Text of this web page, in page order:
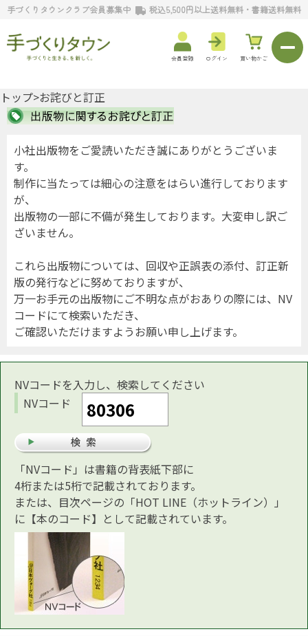
手づくりタウンクラブ会員募集中 税込5,500円以上送料無料・書籍送料無料
会員登録 ログイン 買い物かご
トップ>お詫びと訂正
小社出版物をご愛読いただき誠にありがとうございま
す。
制作に当たっては細心の注意をはらい進行しております
が、
出版物の一部に不備が発生しております。大変申し訳ご
ざいません。
これら出版物については、回収や正誤表の添付、訂正新
版の発行などに努めておりますが、
万一お手元の出版物にご不明な点がおありの際には、NV
コードにて検索いただき、
ご確認いただけますようお願い申し上げます。
NVコードを入力し、検索してください
NVコード
「NVコード」は書籍の背表紙下部に
4桁または5桁で記載されております。
または、目次ページの「HOT LINE（ホットライン）」
に【本のコード】として記載されています。